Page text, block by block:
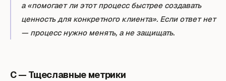
а «помогает ли этот процесс быстрее создавать
ценность для конкретного клиента». Если ответ нет
— процесс нужно менять, а не защищать.
C — Тщеславные метрики